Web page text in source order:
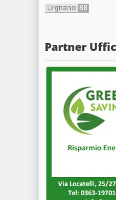
Urgnano 88
Partner